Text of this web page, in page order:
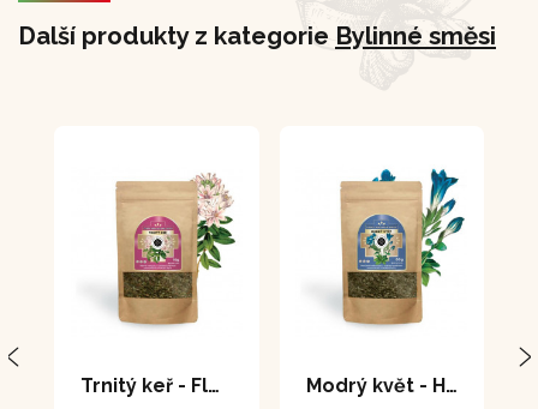
Další produkty z kategorie Bylinné směsi
Trnitý keř - Flor de Arena 70 g Modrý květ - Hercampuri 60 g